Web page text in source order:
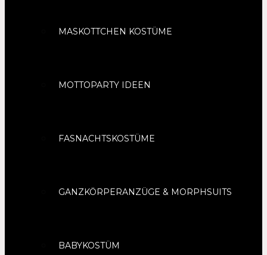
MASKOTTCHEN KOSTÜME
MOTTOPARTY IDEEN
FASNACHTSKOSTÜME
GANZKÖRPERANZÜGE & MORPHSUITS
BABYKOSTÜM